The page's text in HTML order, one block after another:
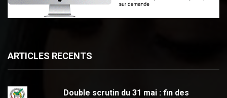
ARTICLES RECENTS
Double scrutin du 31 mai : fin des